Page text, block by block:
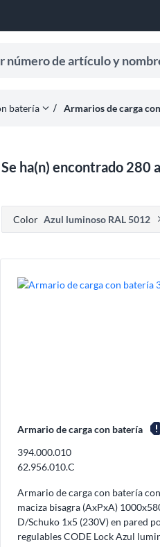
de artículo y nombre
batería expand_morehorizontal_ruleArmarios de carga
Se ha(n) encontrado 280
Presione para eliminar opción de
Color Azul luminoso RAL 5012
Armario de carga con batería
394.000.010
62.956.010.C
Armario de carga con batería
maciza bisagra (AxPxA)
D/Schuko 1x5 (230V) en pared
regulables CODE Lock Azul